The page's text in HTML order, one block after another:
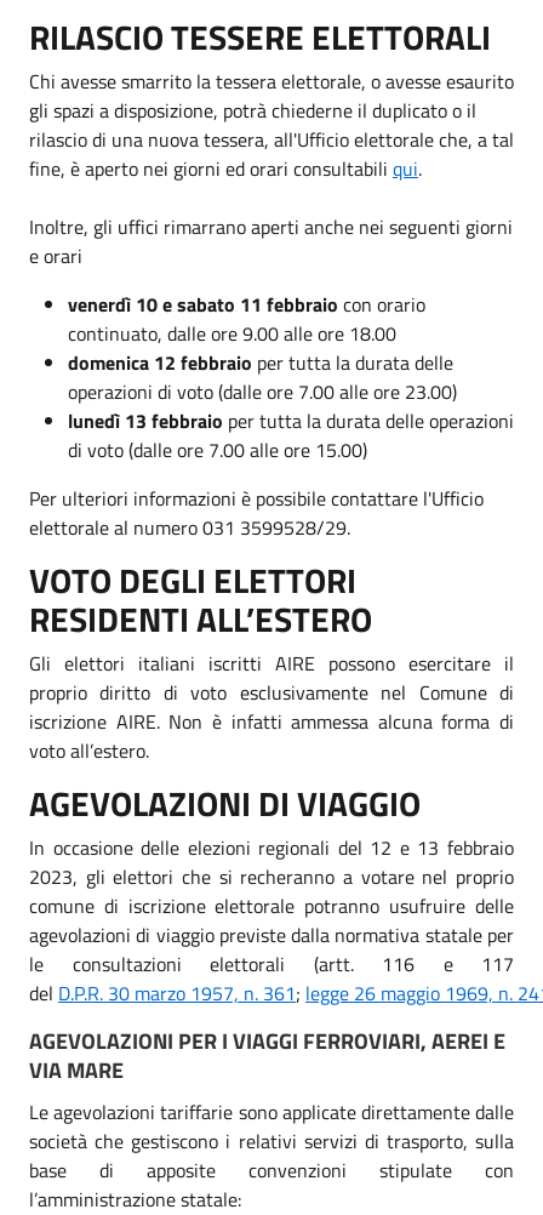
RILASCIO TESSERE ELETTORALI
Chi avesse smarrito la tessera elettorale, o avesse esaurito
gli spazi a disposizione, potrà chiederne il duplicato o il
rilascio di una nuova tessera, all'Ufficio elettorale che, a tal
fine, è aperto nei giorni ed orari consultabili qui.
Inoltre, gli uffici rimarrano aperti anche nei seguenti giorni
e orari
venerdì 10 e sabato 11 febbraio con orario
continuato, dalle ore 9.00 alle ore 18.00
domenica 12 febbraio per tutta la durata delle
operazioni di voto (dalle ore 7.00 alle ore 23.00)
lunedì 13 febbraio per tutta la durata delle operazioni
di voto (dalle ore 7.00 alle ore 15.00)
Per ulteriori informazioni è possibile contattare l'Ufficio
elettorale al numero 031 3599528/29.
VOTO DEGLI ELETTORI
RESIDENTI ALL’ESTERO
Gli elettori italiani iscritti AIRE possono esercitare il
proprio diritto di voto esclusivamente nel Comune di
iscrizione AIRE. Non è infatti ammessa alcuna forma di
voto all’estero.
AGEVOLAZIONI DI VIAGGIO
In occasione delle elezioni regionali del 12 e 13 febbraio
2023, gli elettori che si recheranno a votare nel proprio
comune di iscrizione elettorale potranno usufruire delle
agevolazioni di viaggio previste dalla normativa statale per
le consultazioni elettorali (artt. 116 e 117
del D.P.R. 30 marzo 1957, n. 361; legge 26 maggio 1969, n.
AGEVOLAZIONI PER I VIAGGI FERROVIARI, AEREI E
VIA MARE
Le agevolazioni tariffarie sono applicate direttamente dalle
società che gestiscono i relativi servizi di trasporto, sulla
base di apposite convenzioni stipulate con
l’amministrazione statale: